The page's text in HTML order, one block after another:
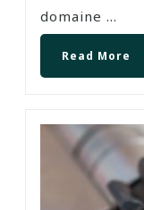
domaine ...
Read More